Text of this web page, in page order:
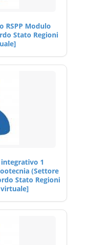
RSPP Modulo
Stato Regioni
integrativo 1
(Settore
Stato Regioni
virtuale]